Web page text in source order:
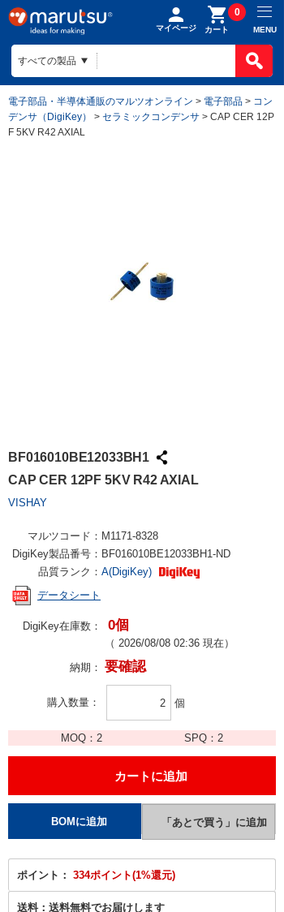
マイページ カート
0
MENU
電子部品・半導体通販のマルツオンライン > 電子部品 > コン
デンサ（DigiKey）
> セラミックコンデンサ > CAP CER 12P
F 5KV R42 AXIAL
BF016010BE12033BH1
CAP CER 12PF 5KV R42 AXIAL
VISHAY
マルツコード： M1171-8328
DigiKey製品番号： BF016010BE12033BH1-ND
品質ランク： A(DigiKey)
データシート
DigiKey在庫数： 0個
（ 2026/08/08 02:36 現在）
納期： 要確認
購入数量 個
MOQ：2 SPQ： 2
ポイント： 334ポイント(1%還元)
送料： 送料無料でお届けします